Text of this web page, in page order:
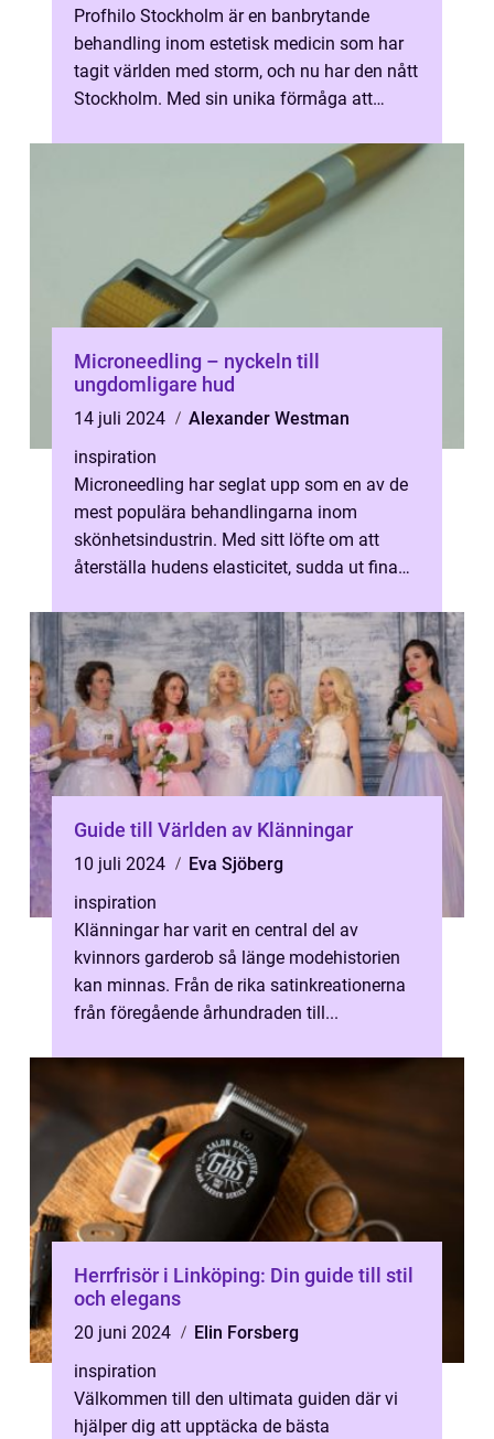
Profhilo Stockholm är en banbrytande
behandling inom estetisk medicin som har
tagit världen med storm, och nu har den nått
Stockholm. Med sin unika förmåga att
Microneedling – nyckeln till
ungdomligare hud
14 juli 2024
Alexander Westman
inspiration
Microneedling har seglat upp som en av de
mest populära behandlingarna inom
skönhetsindustrin. Med sitt löfte om att
återställa hudens elasticitet, sudda ut fina
Guide till Världen av Klänningar
10 juli 2024
Eva Sjöberg
inspiration
Klänningar har varit en central del av
kvinnors garderob så länge modehistorien
kan minnas. Från de rika satinkreationerna
från föregående århundraden till...
Herrfrisör i Linköping: Din guide till stil
och elegans
20 juni 2024
Elin Forsberg
inspiration
Välkommen till den ultimata guiden där vi
hjälper dig att upptäcka de bästa